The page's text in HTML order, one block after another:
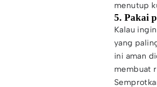
menutup
5. Pakai
Kalau
yang
ini aman
membuat